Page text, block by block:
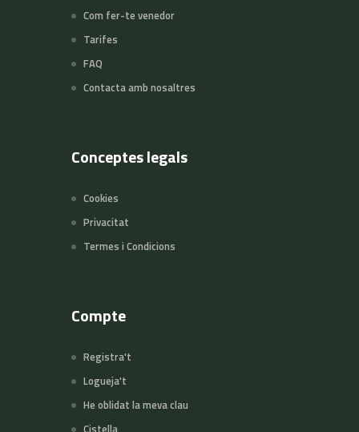
Com fer-te venedor
Tarifes
FAQ
Contacta amb nosaltres
Conceptes legals
Cookies
Privacitat
Termes i Condicions
Compte
Registra't
Logueja't
He oblidat la meva clau
Cistella